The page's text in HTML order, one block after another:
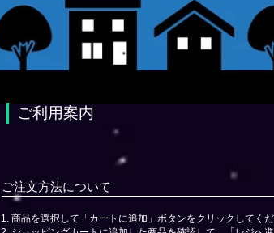
​ご利用案内
ご注文方法について
1. 商品を選択して「カートに追加」ボタンをクリックしてくだ